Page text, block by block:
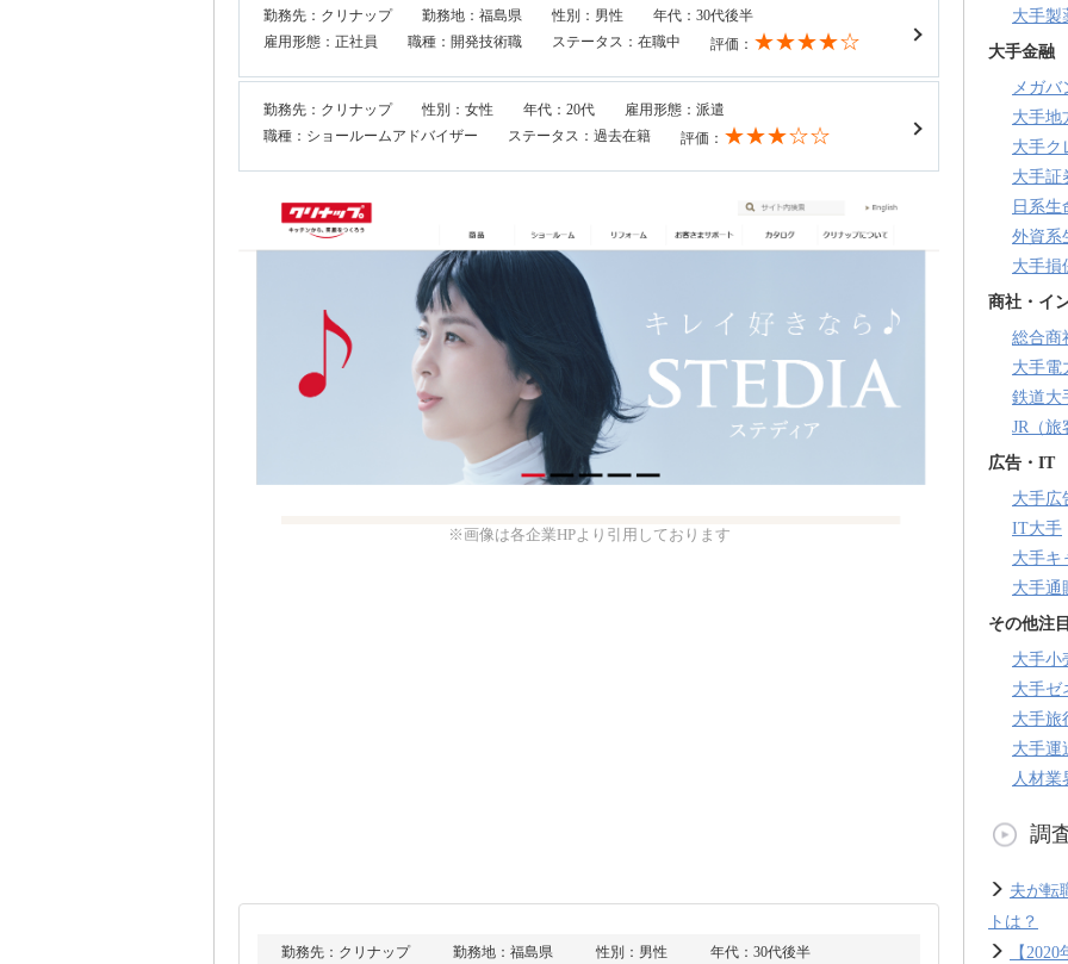
勤務先：クリナップ 勤務地：福島県 性別：男性
年代：30代後半
雇用形態：正社員
職種：開発技術職 ステータス：在職中 評価： ★★★★☆
勤務先：クリナップ 性別：女性 年代：20代
雇用形態：派遣
職種：ショールームアドバイザー
ステータス：過去在籍 評価： ★★★☆☆
※画像は各企業HPより引用しております
勤務先：クリナップ 勤務地：福島県 性別：男性
年代：30代後半
大手製
大手金融
メガバ
大手地
大手ク
大手証
日系生
外資系
大手損
商社・イ
総合商
大手電
鉄道大
JR（旅
広告・IT
大手広
IT大手
大手キ
大手通
その他注
大手小
大手ゼ
大手旅
大手運
人材業
調
夫が転
トは？
【